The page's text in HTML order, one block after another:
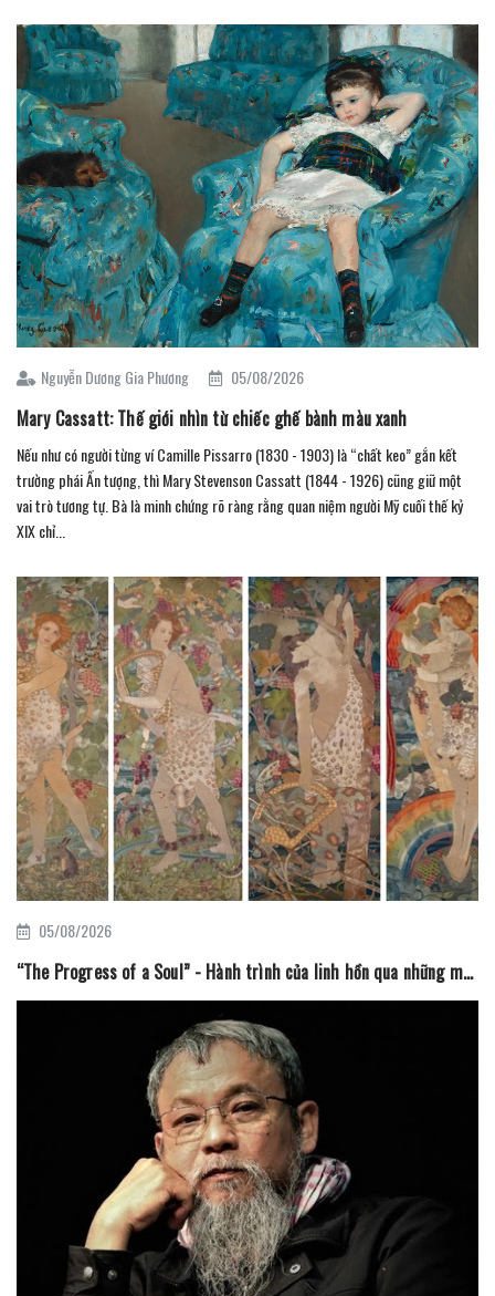
Nguyễn Dương Gia Phương 05/08/2026
Mary Cassatt: Thế giới nhìn từ chiếc ghế bành màu xanh
Nếu như có người từng ví Camille Pissarro (1830 - 1903) là “chất keo” gắn kết
trường phái Ấn tượng, thì Mary Stevenson Cassatt (1844 - 1926) cũng giữ một
vai trò tương tự. Bà là minh chứng rõ ràng rằng quan niệm người Mỹ cuối thế kỷ
XIX chỉ...
05/08/2026
“The Progress of a Soul” - Hành trình của linh hồn qua những mũi thêu